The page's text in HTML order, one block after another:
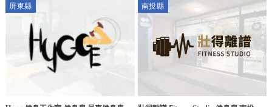
身,後龍健身房推薦
屏東縣 南投縣